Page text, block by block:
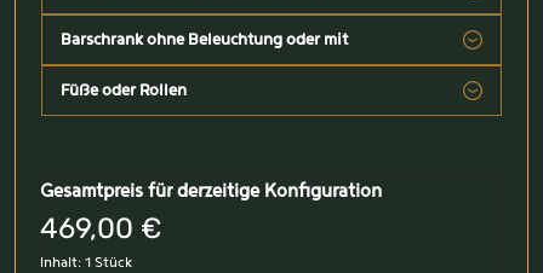
Barschrank ohne Beleuchtung oder mit
Füße oder Rollen
Gesamtpreis für derzeitige Konfiguration
469,00 €
Inhalt: 1 Stück